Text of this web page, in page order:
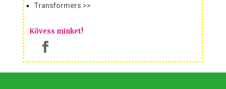
Transformers >>
Kövess minket!